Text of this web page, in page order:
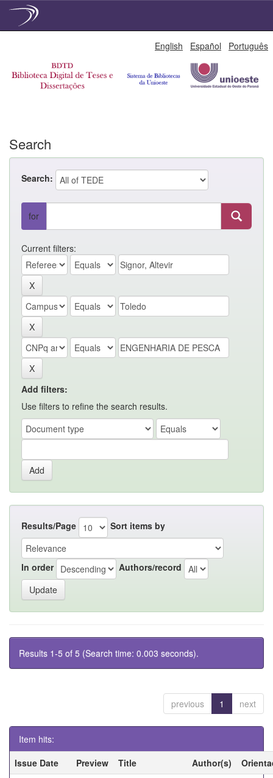
English Español Português
Search
Search:
for
Current filters:
Add filters:
Use filters to refine the search results.
Results/Page Sort items by
In order Authors/record
Results 1-5 of 5 (Search time: 0.003 seconds).
previous 1 next
Item hits:
Issue Date
Preview Title Author(s)